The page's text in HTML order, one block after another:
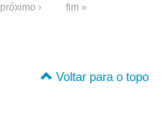
próximo › fim »
Voltar para o topo